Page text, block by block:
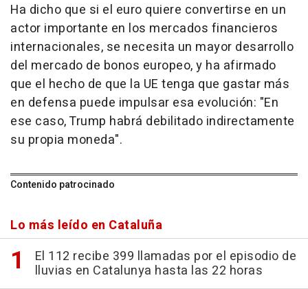
Ha dicho que si el euro quiere convertirse en un
actor importante en los mercados financieros
internacionales, se necesita un mayor desarrollo
del mercado de bonos europeo, y ha afirmado
que el hecho de que la UE tenga que gastar más
en defensa puede impulsar esa evolución: "En
ese caso, Trump habrá debilitado indirectamente
su propia moneda".
Contenido patrocinado
Lo más leído en Cataluña
El 112 recibe 399 llamadas por el episodio de
lluvias en Catalunya hasta las 22 horas